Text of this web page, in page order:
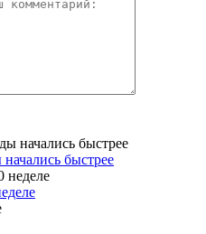
быстрее